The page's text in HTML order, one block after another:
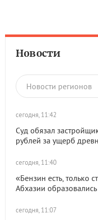
Новости
Новости регионов
сегодня, 11:42
Суд обязал
рублей за ущерб
сегодня, 11:40
«Бензин есть, только
Абхазии
сегодня, 11:07